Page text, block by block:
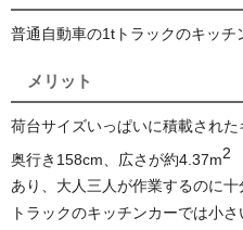
普通自動車の1tトラックのキッチ
メリット
荷台サイズいっぱいに積載された
奥行き158cm、広さが約4.37m2
あり、大人三人が作業するのに
トラックのキッチンカーでは小